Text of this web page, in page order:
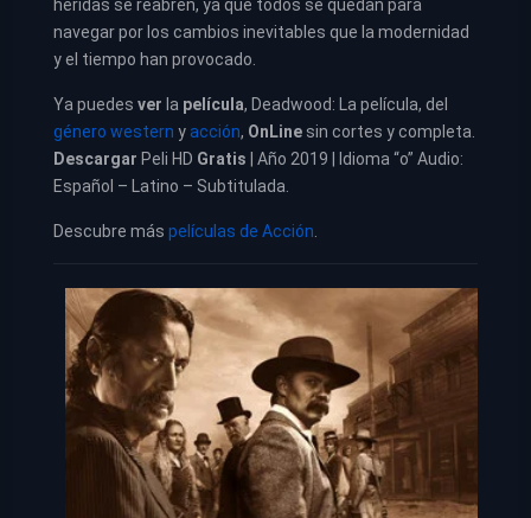
heridas se reabren, ya que todos se quedan para
navegar por los cambios inevitables que la modernidad
y el tiempo han provocado.
Ya puedes ver la película, Deadwood: La película, del
género western yacción, OnLine sin cortes y completa.
Descargar Peli HD Gratis | Año 2019 | Idioma “o” Audio:
Español – Latino – Subtitulada.
Descubre más películas de Acción